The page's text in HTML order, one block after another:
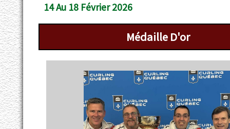
14 Au 18 Février 2026
Médaille D'or